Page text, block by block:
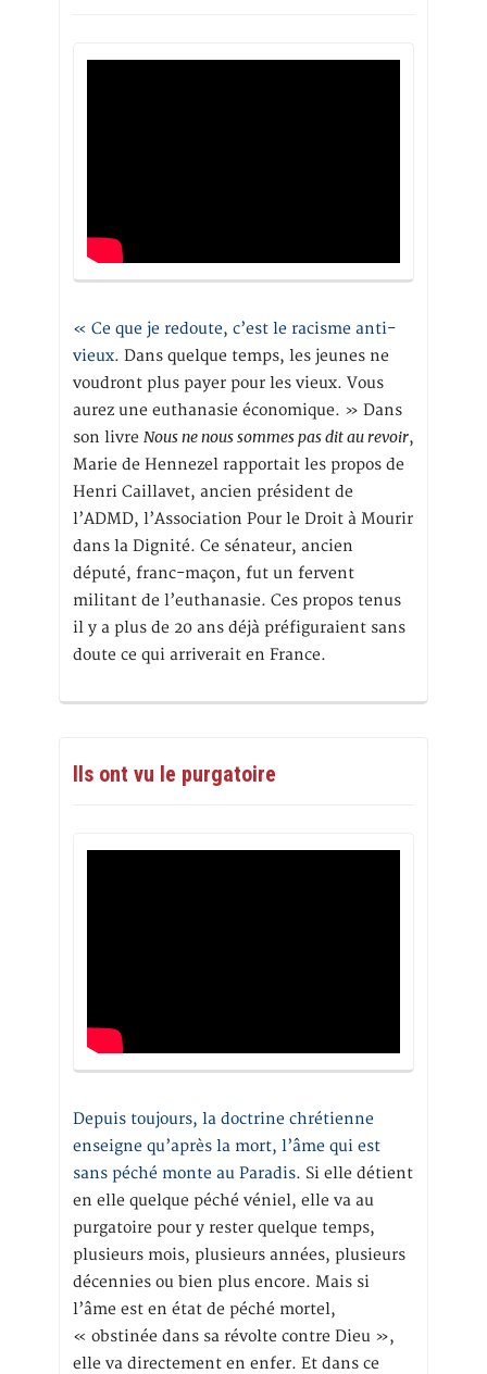
« Ce que je redoute, c’est le racisme anti-
vieux. Dans quelque temps, les jeunes ne
voudront plus payer pour les vieux. Vous
aurez une euthanasie économique. » Dans
son livre Nous ne nous sommes pas dit au revoir,
Marie de Hennezel rapportait les propos de
Henri Caillavet, ancien président de
l’ADMD, l’Association Pour le Droit à Mourir
dans la Dignité. Ce sénateur, ancien
député, franc-maçon, fut un fervent
militant de l’euthanasie. Ces propos tenus
il y a plus de 20 ans déjà préfiguraient sans
doute ce qui arriverait en France.
Ils ont vu le purgatoire
Depuis toujours, la doctrine chrétienne
enseigne qu’après la mort, l’âme qui est
sans péché monte au Paradis. Si elle détient
en elle quelque péché véniel, elle va au
purgatoire pour y rester quelque temps,
plusieurs mois, plusieurs années, plusieurs
décennies ou bien plus encore. Mais si
l’âme est en état de péché mortel,
« obstinée dans sa révolte contre Dieu »,
elle va directement en enfer. Et dans ce